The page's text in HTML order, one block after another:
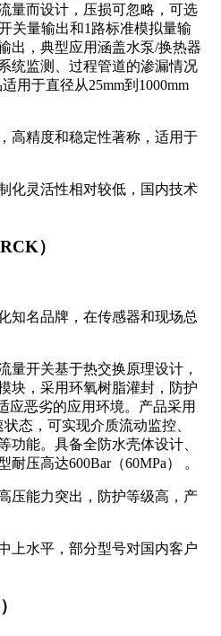
量而设计，压损可忽略，可选
关量输出和1路标准模拟量输
出，典型应用涵盖水泵/换热器
统监测、过程管道的渗漏情况
用于直径从25mm到1000mm
高精度和稳定性著称，适用于
化灵活性相对较低，国内技术
）
知名品牌，在传感器和现场总
量开关基于热交换原理设计，
块，采用环氧树脂灌封，防护
应恶劣的应用环境。产品采用
态，可实现介质流动监控、
功能。具备全防水壳体设计、
压高达600Bar（60MPa）
。
压能力突出，防护等级高，产
上水平，部分型号对国内客户